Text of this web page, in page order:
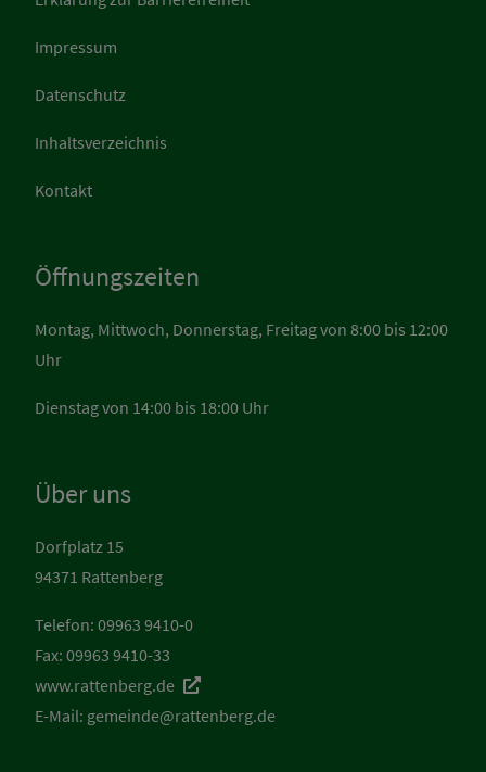
Impressum
Datenschutz
Inhaltsverzeichnis
Kontakt
Öffnungszeiten
Montag, Mittwoch, Donnerstag, Freitag von 8:00 bis 12:00
Uhr
Dienstag von 14:00 bis 18:00 Uhr
Über uns
Dorfplatz 15
94371 Rattenberg
Telefon: 09963 9410-0
Fax: 09963 9410-33
www.rattenberg.de
E-Mail: gemeinde@rattenberg.de